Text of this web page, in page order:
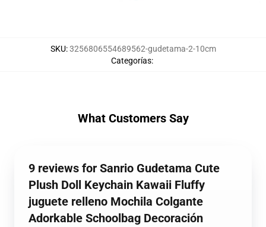
SKU:3256806554689562-gudetama-2-10cm
Categorías:
What Customers Say
9 reviews for Sanrio Gudetama Cute
Plush Doll Keychain Kawaii Fluffy
juguete relleno Mochila Colgante
Adorkable Schoolbag Decoración